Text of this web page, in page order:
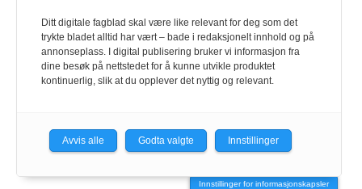
Design byNordström Design- Powered by
Innstillinger for informasjonskapsler
Ditt digitale fagblad skal være like relevant for deg som det
trykte bladet alltid har vært – bade i redaksjonelt innhold og på
annonseplass. I digital publisering bruker vi informasjon fra
dine besøk på nettstedet for å kunne utvikle produktet
kontinuerlig, slik at du opplever det nyttig og relevant.
Avvis alle Godta valgte Innstillinger